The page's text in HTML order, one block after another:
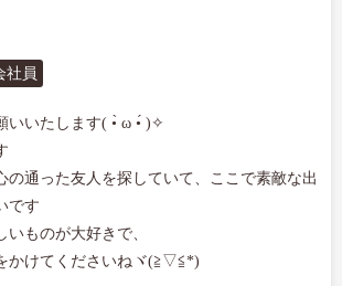
社員
いいたします( •̀ ω •́ )✧
の通った友人を探していて、ここで素敵な出
です
いものが大好きで、
かけてくださいねヾ(≧▽≦*)